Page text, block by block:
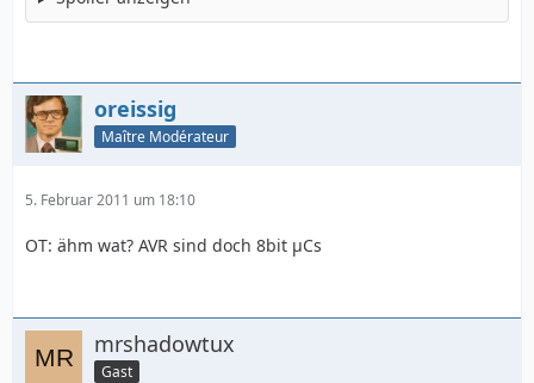
oreissig
Maître Modérateur
5. Februar 2011 um 18:10
OT: ähm wat? AVR sind doch 8bit µCs
mrshadowtux
Gast